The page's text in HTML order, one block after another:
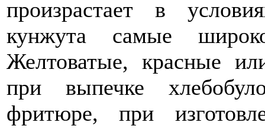
произрастает в
кунжута самые
Желтоватые, красные
при выпечке
фритюре, при